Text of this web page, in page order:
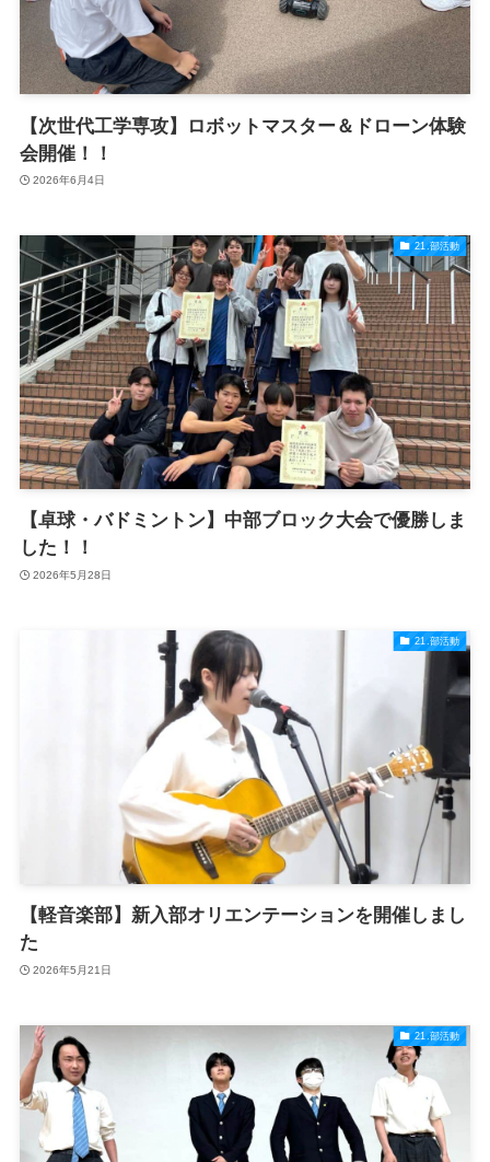
【次世代工学専攻】ロボットマスター＆ドローン体験
会開催！！
2026年6月4日
21.部活動
【卓球・バドミントン】中部ブロック大会で優勝しま
した！！
2026年5月28日
21.部活動
【軽音楽部】新入部オリエンテーションを開催しまし
た
2026年5月21日
21.部活動